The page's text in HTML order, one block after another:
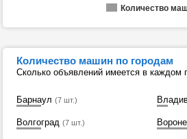
Количество
Количество машин по городам
Сколько объявлений имеется в каждом
Барнаул (7 шт.)
Волгоград (7 шт.)